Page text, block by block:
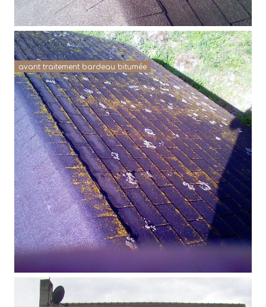
avant traitement bardeau bitumée